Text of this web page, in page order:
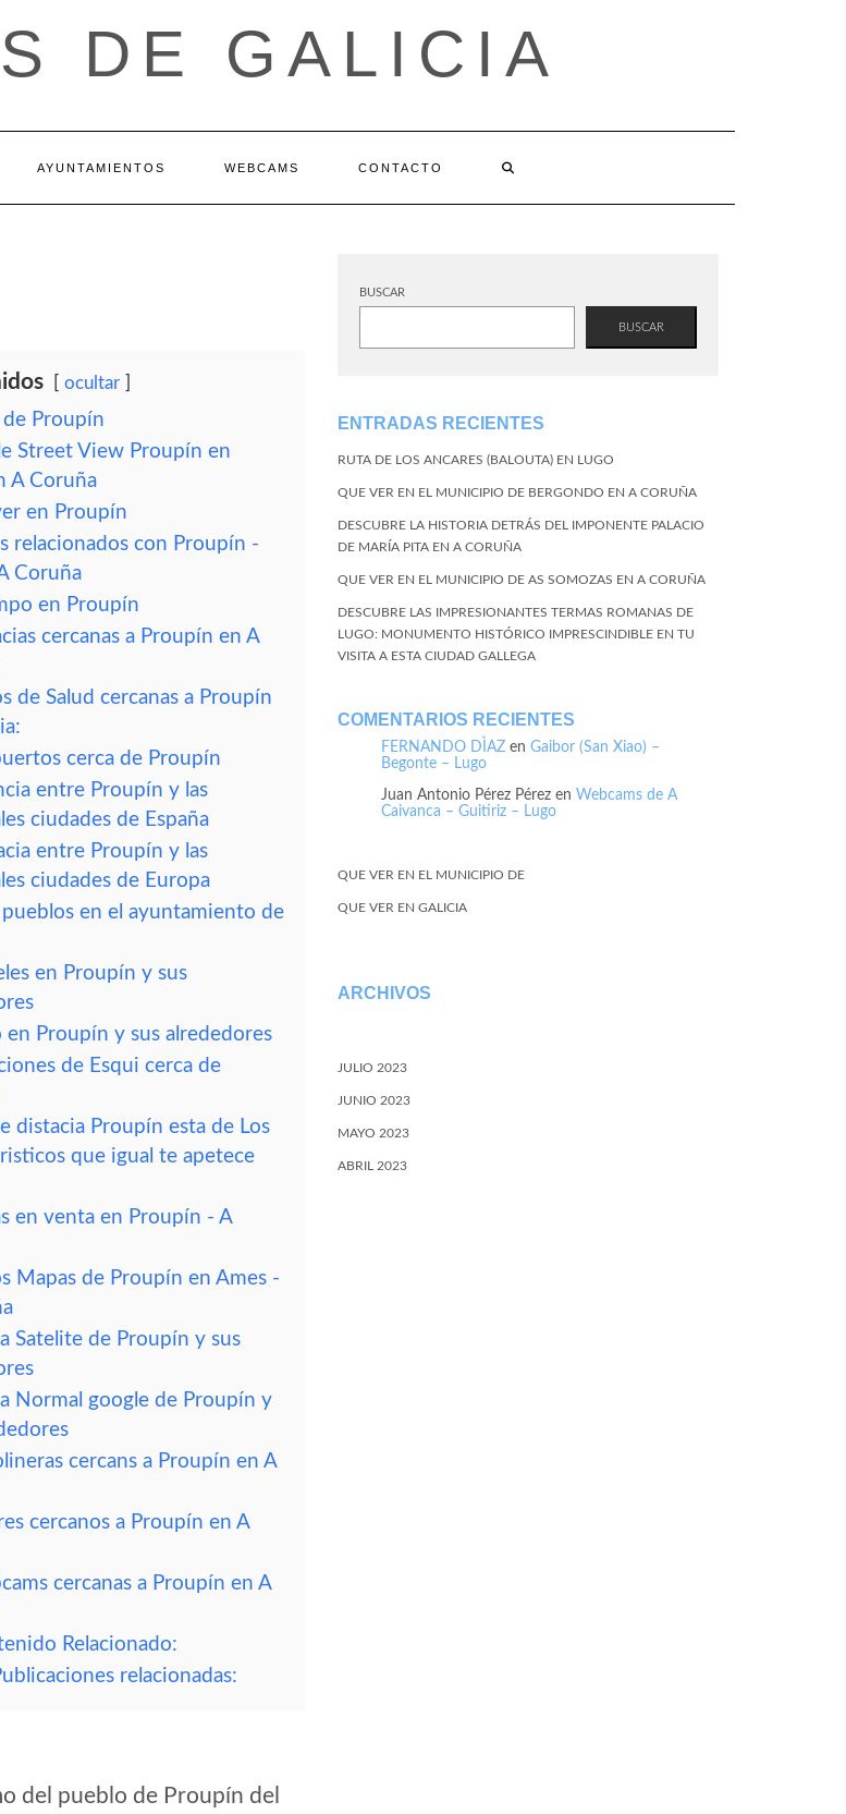
DE GALICIA
AYUNTAMIENTOS WEBCAMS CONTACTO
ocultar
de Proupín
Street View Proupín en
A Coruña
en Proupín
relacionados con Proupín -
Coruña
en Proupín
cercanas a Proupín en A
de Salud cercanas a Proupín
cerca de Proupín
entre Proupín y las
ciudades de España
entre Proupín y las
ciudades de Europa
pueblos en el ayuntamiento de
en Proupín y sus
en Proupín y sus alrededores
de Esqui cerca de
distacia Proupín esta de Los
que igual te apetece
en venta en Proupín - A
Mapas de Proupín en Ames -
Satelite de Proupín y sus
Normal google de Proupín y
cercans a Proupín en A
cercanos a Proupín en A
cercanas a Proupín en A
Relacionado:
relacionadas:
del pueblo de Proupín del
BUSCAR
BUSCAR
ENTRADAS RECIENTES
RUTA DE LOS ANCARES (BALOUTA) EN LUGO
QUE VER EN EL MUNICIPIO DE BERGONDO EN A CORUÑA
DESCUBRE LA HISTORIA DETRÁS DEL IMPONENTE PALACIO
DE MARÍA PITA EN A CORUÑA
QUE VER EN EL MUNICIPIO DE AS SOMOZAS EN A CORUÑA
DESCUBRE LAS IMPRESIONANTES TERMAS ROMANAS DE
LUGO: MONUMENTO HISTÓRICO IMPRESCINDIBLE EN TU
VISITA A ESTA CIUDAD GALLEGA
COMENTARIOS RECIENTES
FERNANDO DÌAZ en Gaibor (San Xiao) –
Begonte – Lugo
Juan Antonio Pérez Pérez en Webcams de A
Caivanca – Guitiriz – Lugo
QUE VER EN EL MUNICIPIO DE
QUE VER EN GALICIA
ARCHIVOS
JULIO 2023
JUNIO 2023
MAYO 2023
ABRIL 2023